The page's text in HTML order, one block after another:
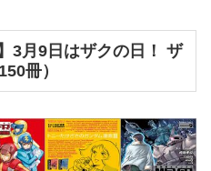
3月9日はザクの日！ ザ
冊）